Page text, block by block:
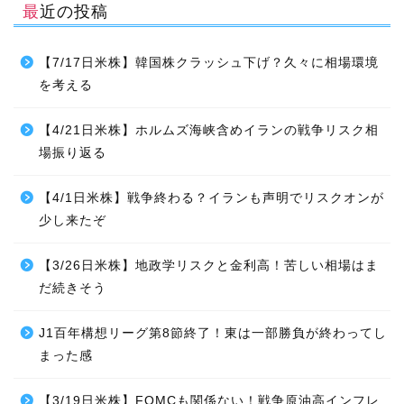
最近の投稿
【7/17日米株】韓国株クラッシュ下げ？久々に相場環境
を考える
【4/21日米株】ホルムズ海峡含めイランの戦争リスク相
場振り返る
【4/1日米株】戦争終わる？イランも声明でリスクオンが
少し来たぞ
【3/26日米株】地政学リスクと金利高！苦しい相場はま
だ続きそう
J1百年構想リーグ第8節終了！東は一部勝負が終わってし
まった感
【3/19日米株】FOMCも関係ない！戦争原油高インフレ